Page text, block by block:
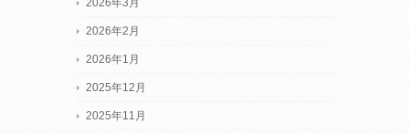
2026年3月
2026年2月
2026年1月
2025年12月
2025年11月